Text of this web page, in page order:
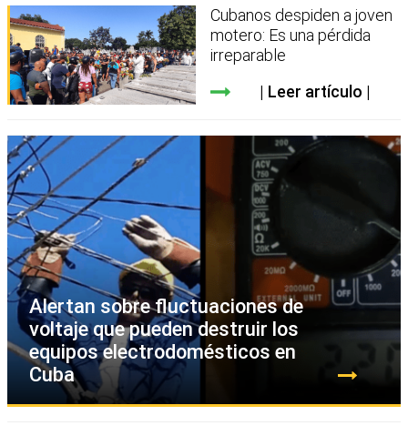
Cubanos despiden a joven
motero: Es una pérdida
irreparable
Leer artículo
Alertan sobre fluctuaciones de
voltaje que pueden destruir los
equipos electrodomésticos en
Cuba